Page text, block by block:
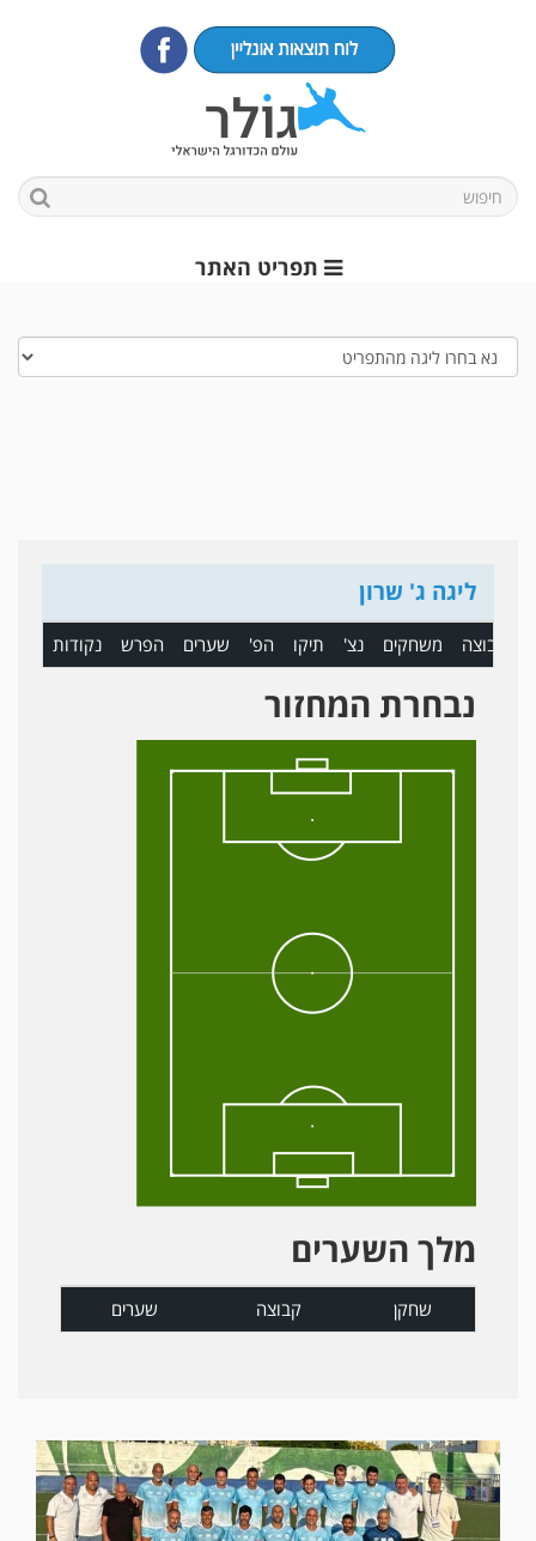
תפריט האתר
ליגה ג' שרון
קבוצה משחקים נצ' תיקו הפ' שערים הפרש נקודות
נבחרת המחזור
מלך השערים
שחקן קבוצה שערים